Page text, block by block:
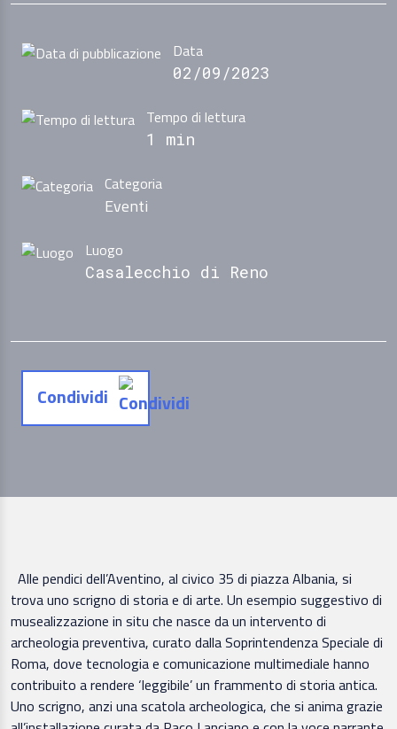
Data
02/09/2023
Tempo di lettura
1 min
Categoria
Eventi
Luogo
Casalecchio di Reno
Condividi
Alle pendici dell’Aventino, al civico 35 di piazza Albania, si
trova uno scrigno di storia e di arte. Un esempio suggestivo di
musealizzazione in situ che nasce da un intervento di
archeologia preventiva, curato dalla Soprintendenza Speciale di
Roma, dove tecnologia e comunicazione multimediale hanno
contribuito a rendere ‘leggibile’ un frammento di storia antica.
Uno scrigno, anzi una scatola archeologica, che si anima grazie